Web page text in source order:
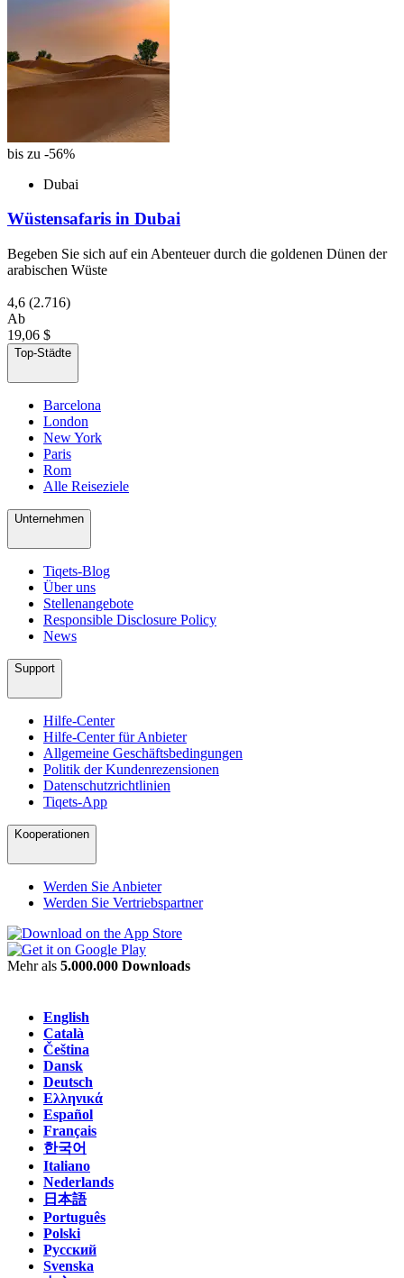
bis zu -56%
Dubai
Wüstensafaris in Dubai
Begeben Sie sich auf ein Abenteuer durch die goldenen Dünen der
arabischen Wüste
4,6 (2.716)
Ab
19,06 $
Top-Städte
Barcelona
London
New York
Paris
Rom
Alle Reiseziele
Unternehmen
Tiqets-Blog
Über uns
Stellenangebote
Responsible Disclosure Policy
News
Support
Hilfe-Center
Hilfe-Center für Anbieter
Allgemeine Geschäftsbedingungen
Politik der Kundenrezensionen
Datenschutzrichtlinien
Tiqets-App
Kooperationen
Werden Sie Anbieter
Werden Sie Vertriebspartner
Mehr als 5.000.000 Downloads
English
Català
Čeština
Dansk
Deutsch
Ελληνικά
Español
Français
한국어
Italiano
Nederlands
日本語
Português
Polski
Русский
Svenska